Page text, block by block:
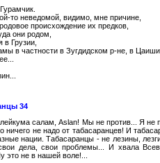
то неведомой, видимо, мне причине,
происхождение их предков,
они родом,
в Грузии,
в частности в Зугдидском р-не, в Цаиши.
34
салам, Aslan! Мы не против... Я не
ничего не надо от табасаранцев! И
нации. Табасаранцы - не лезины,
дела, свои проблемы... И хвала
это не в нашей воле!...